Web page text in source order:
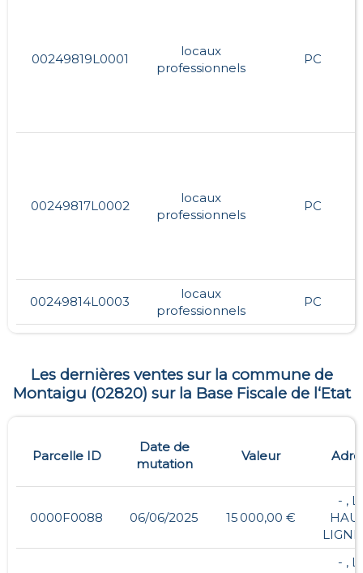
00249819L0001
locaux
professionnels
PC
00249817L0002
locaux
professionnels
PC
00249814L0003
locaux
professionnels
PC
Les dernières ventes sur la commune de
Montaigu (02820) sur la Base Fiscale de l‘Etat
Parcelle ID
Date de
mutation
Valeur
0000F0088 06/06/2025 15 000,00 €
- ,
- ,